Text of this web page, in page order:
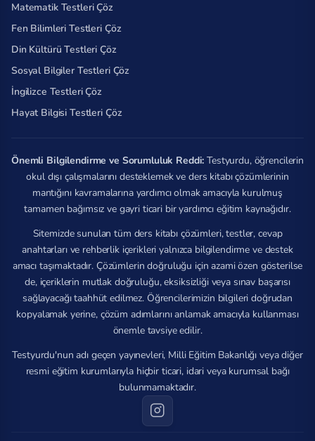
Matematik Testleri Çöz
Fen Bilimleri Testleri Çöz
Din Kültürü Testleri Çöz
Sosyal Bilgiler Testleri Çöz
İngilizce Testleri Çöz
Hayat Bilgisi Testleri Çöz
Önemli Bilgilendirme ve Sorumluluk Reddi: Testyurdu, öğrencilerin
okul dışı çalışmalarını desteklemek ve ders kitabı çözümlerinin
mantığını kavramalarına yardımcı olmak amacıyla kurulmuş
tamamen bağımsız ve gayri ticari bir yardımcı eğitim kaynağıdır.
Sitemizde sunulan tüm ders kitabı çözümleri, testler, cevap
anahtarları ve rehberlik içerikleri yalnızca bilgilendirme ve destek
amacı taşımaktadır. Çözümlerin doğruluğu için azami özen gösterilse
de, içeriklerin mutlak doğruluğu, eksiksizliği veya sınav başarısı
sağlayacağı taahhüt edilmez. Öğrencilerimizin bilgileri doğrudan
kopyalamak yerine, çözüm adımlarını anlamak amacıyla kullanması
önemle tavsiye edilir.
Testyurdu'nun adı geçen yayınevleri, Milli Eğitim Bakanlığı veya diğer
resmi eğitim kurumlarıyla hiçbir ticari, idari veya kurumsal bağı
bulunmamaktadır.